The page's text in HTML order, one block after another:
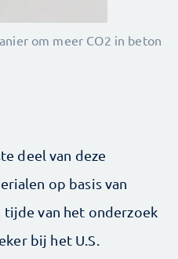
om meer CO2 in beton
deel van deze
op basis van
tijde van het onderzoek
bij het U.S.